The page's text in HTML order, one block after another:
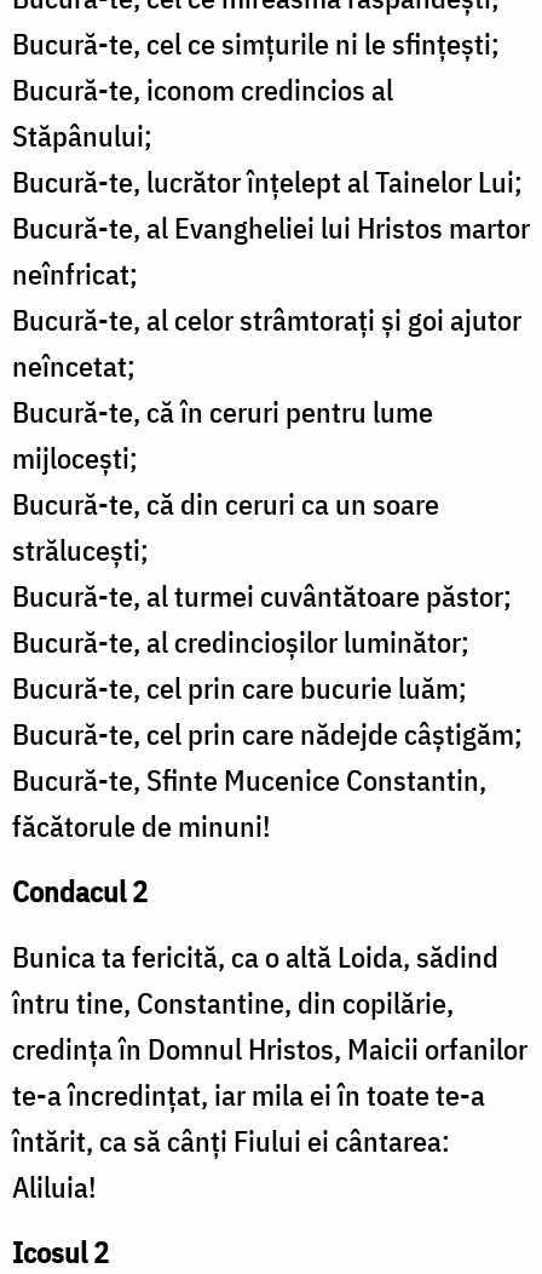
Bucură-te, cel ce simțurile ni le sfințești;
Bucură-te, iconom credincios al
Stăpânului;
Bucură-te, lucrător înțelept al Tainelor Lui;
Bucură-te, al Evangheliei lui Hristos martor
neînfricat;
Bucură-te, al celor strâmtorați și goi ajutor
neîncetat;
Bucură-te, că în ceruri pentru lume
mijlocești;
Bucură-te, că din ceruri ca un soare
strălucești;
Bucură-te, al turmei cuvântătoare păstor;
Bucură-te, al credincioșilor luminător;
Bucură-te, cel prin care bucurie luăm;
Bucură-te, cel prin care nădejde câștigăm;
Bucură-te, Sfinte Mucenice Constantin,
făcătorule de minuni!
Condacul 2
Bunica ta fericită, ca o altă Loida, sădind
întru tine, Constantine, din copilărie,
credința în Domnul Hristos, Maicii orfanilor
te-a încredințat, iar mila ei în toate te-a
întărit, ca să cânți Fiului ei cântarea:
Aliluia!
Icosul 2